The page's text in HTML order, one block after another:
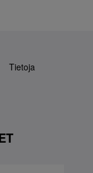
Tietoja